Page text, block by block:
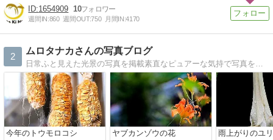
1654909 10
週間IN:860 週間OUT:750 月間IN:4170
2
ムロタナカさんの写真ブログ
日常ふと見えた光景の写真を掲載素直なピュアーな気持で写真を作りたいと心がけています。
今年のトウモロコシ ヤブカンゾウの花 雨上がりのユリ